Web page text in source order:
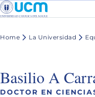
Home La Universidad
Basilio A
DOCTOR EN